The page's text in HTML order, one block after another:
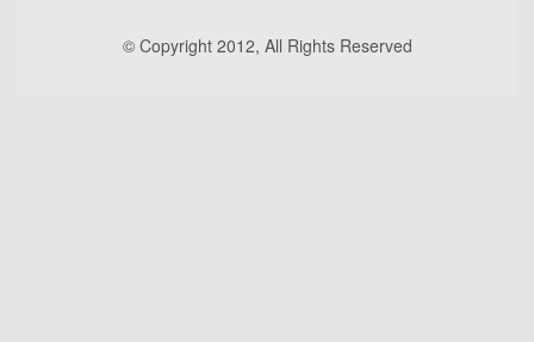
© Copyright 2012, All Rights Reserved